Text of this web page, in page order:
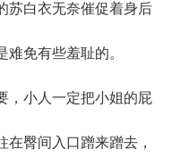
衣无奈催促着身后
免有些羞耻的。
小人一定把小姐的屁
臀间入口蹭来蹭去，